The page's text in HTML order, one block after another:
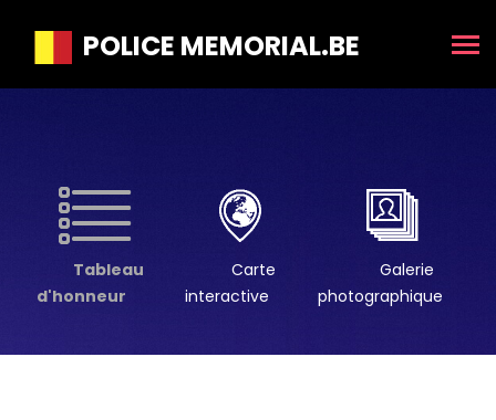
POLICE MEMORIAL.BE
Tableau
d'honneur
Carte
interactive
Galerie
photographique